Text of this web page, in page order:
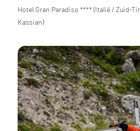
Hotel Gran Paradiso **** (Italië / Zuid-
Kassian)